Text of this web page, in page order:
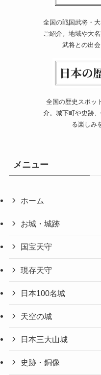
全国の戦国武将・
ご紹介。地域や大
武将との出会
全国の歴史スポッ
介。城下町や史跡
る楽しみ
メニュー
ホーム
お城・城跡
国宝天守
現存天守
日本100名城
天空の城
日本三大山城
史跡・銅像